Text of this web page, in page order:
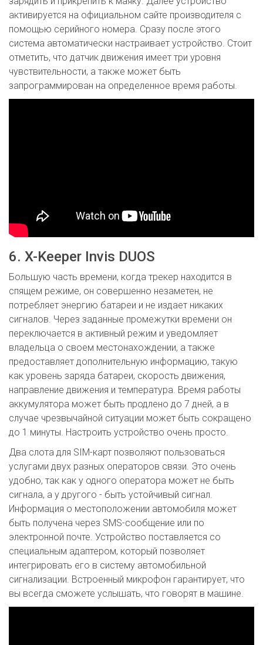
активируется на официальном сайте производителя с
помощью серийного номера. Сразу после этого
система автоматически настраивает устройство. Стоит
отметить, что датчик движения имеет три уровня
чувствительности, а также может быть
запрограммирован на определенное время работы.
6. X-Keeper Invis DUOS
Большую часть времени, когда трекер находится в
спящем режиме, он совершенно незаметен, не
потребляет энергию батареи и не издает никаких
сигналов. Через заданные промежутки времени он
переключается в активный режим и уведомляет
владельца о своем местонахождении, а также
предоставляет дополнительную информацию, такую
как уровень заряда батареи, скорость движения,
направление движения и температура. Время работы
аккумулятора может быть продлено до 7 дней, а в
случае чрезвычайной ситуации может быть сокращено
до 1 минуты. Настроить устройство очень просто.
Два слота для SIM-карт позволяют пользоваться
услугами двух разных операторов связи. Это очень
удобно, так как у одного оператора может не быть
сигнала, а у другого - быть устойчивый сигнал.
Информация о местоположении автомобиля может
быть получена через SMS-сообщение или по
электронной почте. Устройство поставляется со
специальным адаптером, который позволяет
интегрировать его в систему автомобильной
сигнализации. Встроенный микрофон гарантирует, что
вы всегда сможете услышать, что говорят в машине.